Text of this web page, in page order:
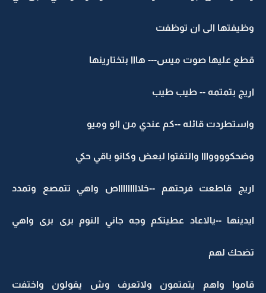
وظيفتها الى ان توظفت
قطع عليها صوت ميس--- هااا بتختارينها
اريج بتمتمه -- طيب طيب
واستطردت قائله --كم عندي من الو وميو
وضحكووووااا والتفتوا لبعض وكانو باقي حكي
اريج قاطعت فرحتهم --خلاااااااااص واهي تتمصع وتمدد
ايدينها --يالاعاد عطيتكم وجه جاني النوم برى برى واهي
تضحك لهم
قاموا واهم يتمتمون ولاتعرف وش يقولون واختفت